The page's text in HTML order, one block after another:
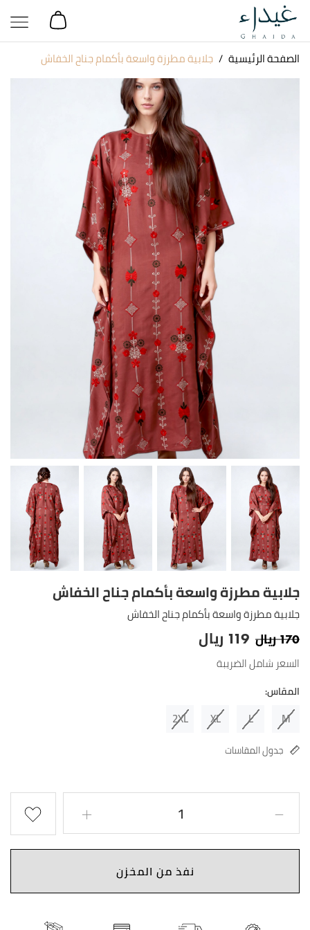
الصفحة الرئيسية جلابية مطرزة واسعة بأكمام جناح الخفاش
جلابية مطرزة واسعة بأكمام جناح الخفاش
جلابية مطرزة واسعة بأكمام جناح الخفاش
ريال170 ريال 119
السعر شامل الضريبة
المقاس:
M
L
XL
2XL
جدول المقاسات
نفذ من المخزن